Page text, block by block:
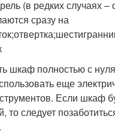
(в редких случаях –
сразу на
шкаф полностью с
еще
Если шкаф
то следует